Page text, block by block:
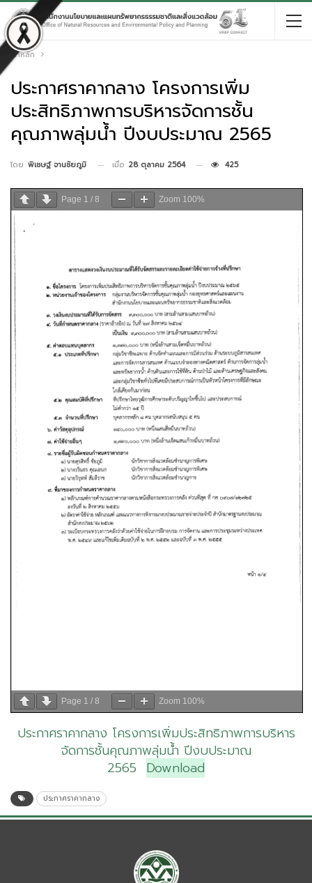
หน้าหลัก
ประกาศราคากลาง โครงการเพิ่ม
ประสิทธิภาพการบริหารจัดการชั้น
คุณภาพลุ่มน้ำ ปีงบประมาณ 2565
โดย พิเชษฐ์ จานชัยภูมิ เมื่อ 28 ตุลาคม 2564 425
Page 1 / 8 Zoom 100%
Page 1 / 8 Zoom 100%
ประกาศราคากลาง โครงการเพิ่มประสิทธิภาพการบริหาร
จัดการชั้นคุณภาพลุ่มน้ำ ปีงบประมาณ
2565 Download
ประกาศราคากลาง